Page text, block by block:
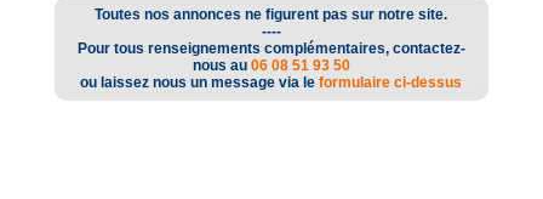
Toutes nos annonces ne figurent pas sur notre site.
----
Pour tous renseignements complémentaires, contactez-
nous au 06 08 51 93 50
ou laissez nous un message via leformulaire ci-dessus